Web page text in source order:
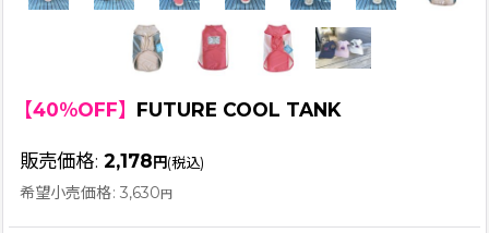
【40％OFF】 FUTURE COOL TANK
販売価格: 2,178円(税込)
希望小売価格: 3,630円